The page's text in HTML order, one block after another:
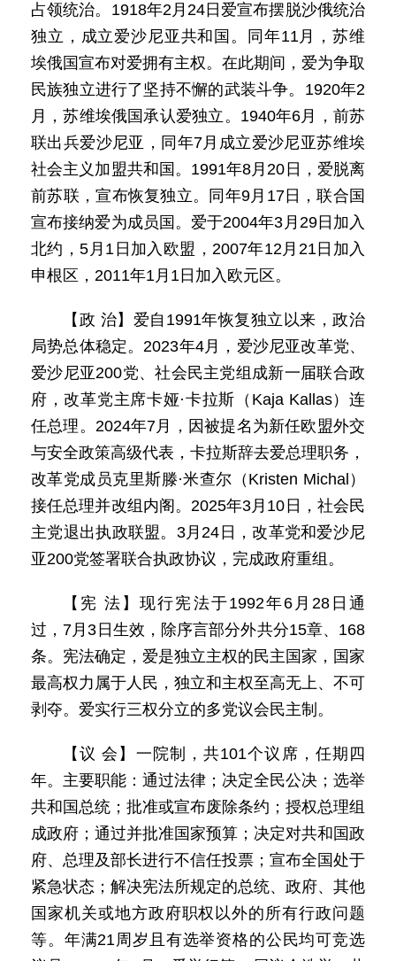
占领统治。1918年2月24日爱宣布摆脱沙俄统治
独立，成立爱沙尼亚共和国。同年11月，苏维
埃俄国宣布对爱拥有主权。在此期间，爱为争取
民族独立进行了坚持不懈的武装斗争。1920年2
月，苏维埃俄国承认爱独立。1940年6月，前苏
联出兵爱沙尼亚，同年7月成立爱沙尼亚苏维埃
社会主义加盟共和国。1991年8月20日，爱脱离
前苏联，宣布恢复独立。同年9月17日，联合国
宣布接纳爱为成员国。爱于2004年3月29日加入
北约，5月1日加入欧盟，2007年12月21日加入
申根区，2011年1月1日加入欧元区。
【政 治】爱自1991年恢复独立以来，政治
局势总体稳定。2023年4月，爱沙尼亚改革党、
爱沙尼亚200党、社会民主党组成新一届联合政
府，改革党主席卡娅·卡拉斯（Kaja Kallas）连
任总理。2024年7月，因被提名为新任欧盟外交
与安全政策高级代表，卡拉斯辞去爱总理职务，
改革党成员克里斯滕·米查尔（Kristen Michal）
接任总理并改组内阁。2025年3月10日，社会民
主党退出执政联盟。3月24日，改革党和爱沙尼
亚200党签署联合执政协议，完成政府重组。
【宪 法】现行宪法于1992年6月28日通
过，7月3日生效，除序言部分外共分15章、168
条。宪法确定，爱是独立主权的民主国家，国家
最高权力属于人民，独立和主权至高无上、不可
剥夺。爱实行三权分立的多党议会民主制。
【议 会】一院制，共101个议席，任期四
年。主要职能：通过法律；决定全民公决；选举
共和国总统；批准或宣布废除条约；授权总理组
成政府；通过并批准国家预算；决定对共和国政
府、总理及部长进行不信任投票；宣布全国处于
紧急状态；解决宪法所规定的总统、政府、其他
国家机关或地方政府职权以外的所有行政问题
等。年满21周岁且有选举资格的公民均可竞选